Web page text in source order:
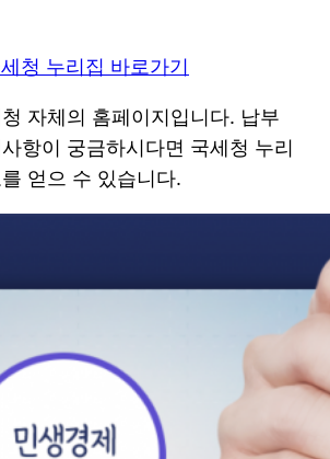
청 누리집 바로가기
자체의 홈페이지입니다. 납부
항이 궁금하시다면 국세청 누리
얻으 수 있습니다.